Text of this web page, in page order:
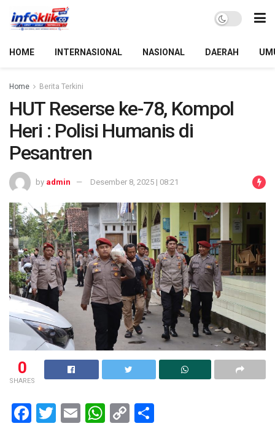
HOME INTERNASIONAL NASIONAL DAERAH
Home Berita Terkini
HUT Reserse ke-78, Kompol
Heri : Polisi Humanis di
Pesantren
by admin Desember 8, 2025 | 08:21
0
SHARES
F
T
E
W C